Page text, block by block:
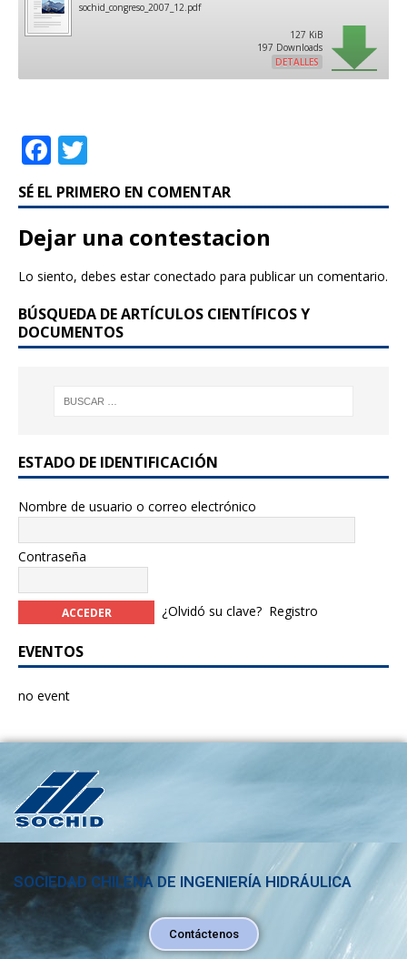
sochid_congreso_2007_12.pdf
127 KiB
197 Downloads
DETALLES
F
a
c
e
b
o
k
w
it
te
r
SÉ EL PRIMERO EN COMENTAR
Dejar una contestacion
Lo siento, debes estarconectado para publicar un comentario.
BÚSQUEDA DE ARTÍCULOS CIENTÍFICOS Y
DOCUMENTOS
ESTADO DE IDENTIFICACIÓN
Nombre de usuario o correo electrónico
Contraseña
¿Olvidó su clave? Registro
EVENTOS
no event
SOCIEDAD CHILENA DE INGENIERÍA HIDRÁULICA
Contáctenos